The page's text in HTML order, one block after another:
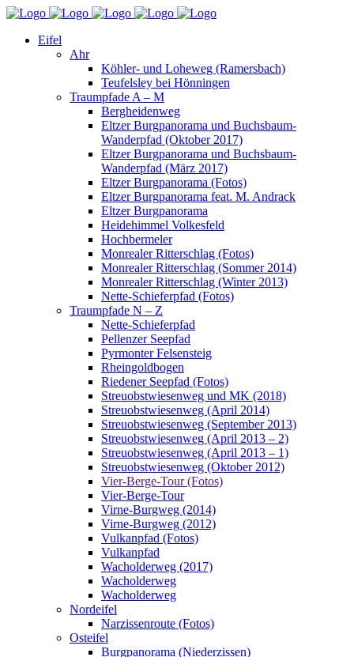
Eifel
Ahr
Köhler- und Loheweg (Ramersbach)
Teufelsley bei Hönningen
Traumpfade A – M
Bergheidenweg
Eltzer Burgpanorama und Buchsbaum-
Wanderpfad (Oktober 2017)
Eltzer Burgpanorama und Buchsbaum-
Wanderpfad (März 2017)
Eltzer Burgpanorama (Fotos)
Eltzer Burgpanorama feat. M. Andrack
Eltzer Burgpanorama
Heidehimmel Volkesfeld
Hochbermeler
Monrealer Ritterschlag (Fotos)
Monrealer Ritterschlag (Sommer 2014)
Monrealer Ritterschlag (Winter 2013)
Nette-Schieferpfad (Fotos)
Traumpfade N – Z
Nette-Schieferpfad
Pellenzer Seepfad
Pyrmonter Felsensteig
Rheingoldbogen
Riedener Seepfad (Fotos)
Streuobstwiesenweg und MK (2018)
Streuobstwiesenweg (April 2014)
Streuobstwiesenweg (September 2013)
Streuobstwiesenweg (April 2013 – 2)
Streuobstwiesenweg (April 2013 – 1)
Streuobstwiesenweg (Oktober 2012)
Vier-Berge-Tour (Fotos)
Vier-Berge-Tour
Virne-Burgweg (2014)
Virne-Burgweg (2012)
Vulkanpfad (Fotos)
Vulkanpfad
Wacholderweg (2017)
Wacholderweg
Wacholderweg
Nordeifel
Narzissenroute (Fotos)
Osteifel
Burgpanorama (Niederzissen)